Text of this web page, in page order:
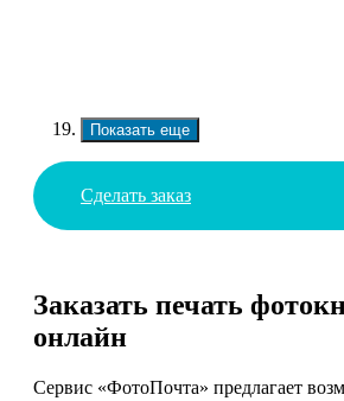
Показать еще
Сделать заказ
Заказать печать
онлайн
Сервис «ФотоПочта» предлагает